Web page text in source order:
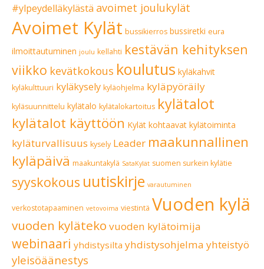
#ylpeydelläkylästä avoimet joulukylät
Avoimet Kylät bussikierros bussiretki eura
ilmoittautuminen joulu kellahti kestävän kehityksen
viikko kevätkokous koulutus kyläkahvit
kyläkulttuuri kyläkysely kyläohjelma kyläpyöräily
kyläsuunnittelu kylätalo kylätalokartoitus kylätalot
kylätalot käyttöön Kylät kohtaavat kylätoiminta
kyläturvallisuus kysely Leader maakunnallinen
kyläpäivä maakuntakylä SataKylät suomen surkein kylätie
syyskokous uutiskirje varautuminen
verkostotapaaminen vetovoima viestintä Vuoden kylä
vuoden kyläteko vuoden kylätoimija
webinaari yhdistysilta yhdistysohjelma yhteistyö
yleisöäänestys